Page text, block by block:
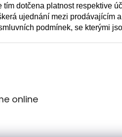
tím dotčena platnost respektive
ujednání mezi prodávajícím
podmínek, se kterými
online